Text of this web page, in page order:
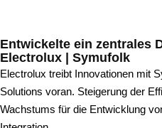
Entwickelte ein zentrales
Electrolux | Symufolk
Electrolux treibt Innovationen mit
Solutions voran. Steigerung der
Wachstums für die Entwicklung